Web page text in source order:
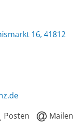
16, 41812
Posten
Mailen